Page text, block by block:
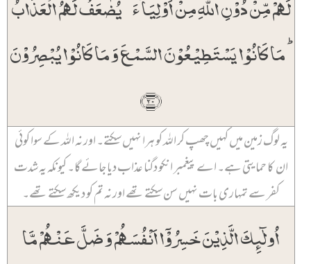
ؕ مَا کَانُوۡا یَسۡتَطِیۡعُوۡنَ السَّمۡعَ وَ مَا کَانُوۡا یُبۡصِرُوۡنَ
﴿۲۰﴾
یہ لوگ زمین میں کہیں چھپ کر اللہ کو ہرا نہیں سکتے۔ اور نہ اللہ کے سوا کوئی
ان کا حمایتی ہے۔ اے پیغمبر انکو دگنا عذاب دیا جائے گا۔ کیونکہ یہ شدت
کفر سے تمہاری بات نہیں سن سکتے تھے اور نہ تم کو دیکھ سکتے تھے۔
اُولٰٓئِکَ الَّذِیۡنَ خَسِرُوۡۤا اَنۡفُسَہُمۡ وَ ضَلَّ عَنۡہُمۡ مَّا